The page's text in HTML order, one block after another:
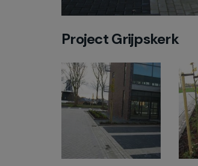
Project Grijpskerk